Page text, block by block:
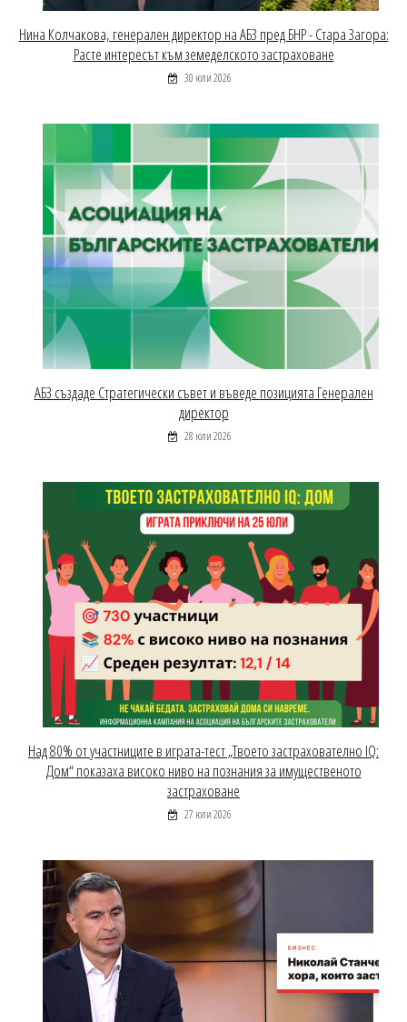
Нина Колчакова, генерален директор на АБЗ пред БНР - Стара Загора:
Расте интересът към земеделското застраховане
30 юли 2026
АБЗ създаде Стратегически съвет и въведе позицията Генерален
директор
28 юли 2026
Над 80% от участниците в играта-тест „Твоето застрахователно IQ:
Дом“ показаха високо ниво на познания за имущественото
застраховане
27 юли 2026